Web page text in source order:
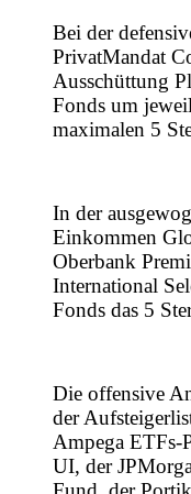
Bei der
PrivatMandat
Ausschüttung
Fonds um
maximalen 5
In der
Einkommen
Oberbank
International
Fonds das 5
Die offensive
der
Ampega
UI, der